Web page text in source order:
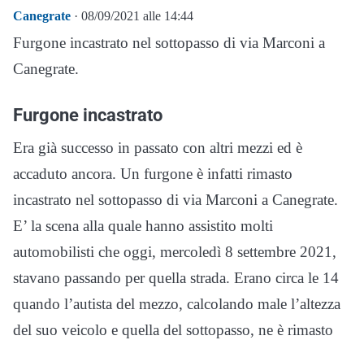
Canegrate · 08/09/2021 alle 14:44
Furgone incastrato nel sottopasso di via Marconi a
Canegrate.
Furgone incastrato
Era già successo in passato con altri mezzi ed è
accaduto ancora. Un furgone è infatti rimasto
incastrato nel sottopasso di via Marconi a Canegrate.
E’ la scena alla quale hanno assistito molti
automobilisti che oggi, mercoledì 8 settembre 2021,
stavano passando per quella strada. Erano circa le 14
quando l’autista del mezzo, calcolando male l’altezza
del suo veicolo e quella del sottopasso, ne è rimasto